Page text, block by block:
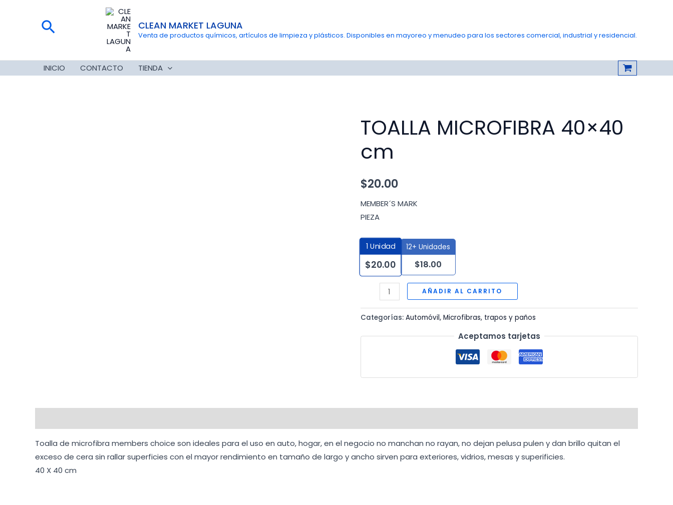
Buscar CLEAN MARKET LAGUNA
Venta de productos químicos, artículos de limpieza y plásticos. Disponibles en mayoreo y menudeo para los sectores comercial, industrial y residencial.
INICIO CONTACTO TIENDA
TOALLA MICROFIBRA 40×40
cm
$20.00
MEMBER´S MARK
PIEZA
1 Unidad
$20.00
12+ Unidades
$18.00
MICROFIBRA
40x40
AÑADIR AL CARRITO
Categorías:Automóvil,Microfibras, trapos y paños
Aceptamos tarjetas
Toalla de microfibra members choice son ideales para el uso en auto, hogar, en el negocio no manchan no rayan, no dejan pelusa pulen y dan brillo quitan el
exceso de cera sin rallar superficies con el mayor rendimiento en tamaño de largo y ancho sirven para exteriores, vidrios, mesas y superificies.
40 X 40 cm